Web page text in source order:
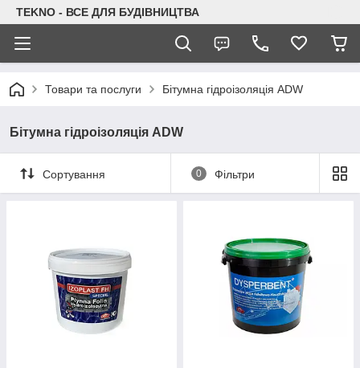
TEKNO - ВСЕ ДЛЯ БУДІВНИЦТВА
Товари та послуги Бітумна гідроізоляція ADW
Бітумна гідроізоляція ADW
Сортування 0 Фільтри